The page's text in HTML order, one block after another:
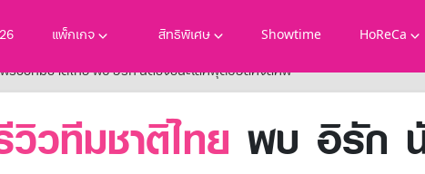
แพ็กเกจ สิทธิพิเศษ Showtime HoReCa
พรีวิวทีมชาติไทย พบ อิรัก นัดชิงชนะเลิศฟุตบอลคิงส์คัพ
วทีมชาติไทย พบ อิรัก